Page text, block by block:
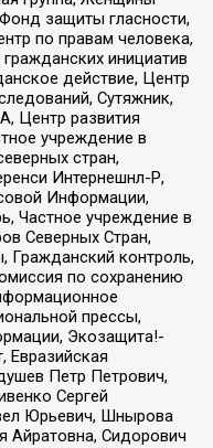
защиты гласности,
по правам человека,
инициатив
действие, Центр
Сутяжник,
развития
учреждение в
стран,
Интернешнл-Р,
Информации,
Частное учреждение в
Северных Стран,
контроль,
по сохранению
прессы,
Экозащита!-
Евразийская
Петр Петрович,
Сергей
Юрьевич, Шнырова
Айратовна, Сидорович